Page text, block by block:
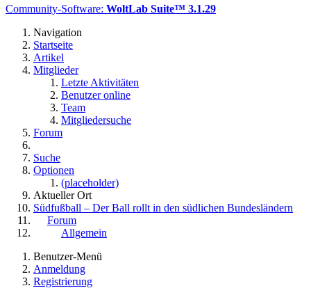
Community-Software: WoltLab Suite™ 3.1.29
Navigation
Startseite
Artikel
Mitglieder
Letzte Aktivitäten
Benutzer online
Team
Mitgliedersuche
Forum
Suche
Optionen
(placeholder)
Aktueller Ort
Südfußball – Der Ball rollt in den südlichen Bundesländern
Forum
Allgemein
Benutzer-Menü
Anmeldung
Registrierung